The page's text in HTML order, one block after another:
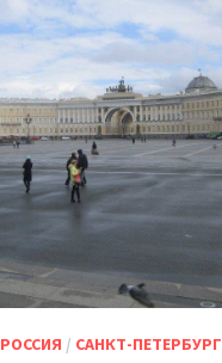
РОССИЯ / САНКТ-ПЕТЕРБУРГ